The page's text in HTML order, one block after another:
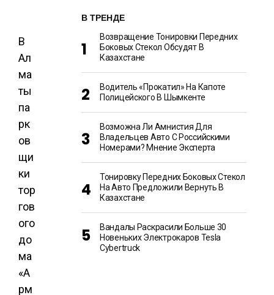
В
Ал
ма
ты
па
рк
ов
щи
ки
тор
гов
ого
до
ма
«А
рм
В ТРЕНДЕ
Возвращение Тонировки Передних
Боковых Стекол Обсудят В
Казахстане
Водитель «прокатил» На Капоте
Полицейского В Шымкенте
Возможна Ли Амнистия Для
Владельцев Авто С Российскими
Номерами? Мнение Эксперта
Тонировку Передних Боковых Стекол
На Авто Предложили Вернуть В
Казахстане
Вандалы Раскрасили Больше 30
Новеньких Электрокаров Tesla
Cybertruck